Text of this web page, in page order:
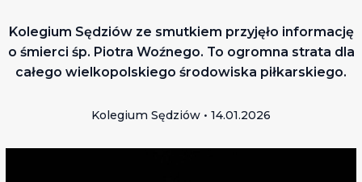
Kolegium Sędziów ze smutkiem przyjęło informację
o śmierci śp. Piotra Woźnego. To ogromna strata dla
całego wielkopolskiego środowiska piłkarskiego.
Kolegium Sędziów • 14.01.2026